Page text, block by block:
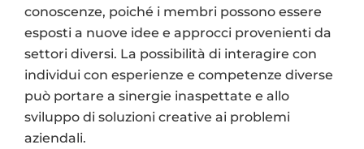
conoscenze, poiché i membri possono essere
esposti a nuove idee e approcci provenienti da
settori diversi. La possibilità di interagire con
individui con esperienze e competenze diverse
può portare a sinergie inaspettate e allo
sviluppo di soluzioni creative ai problemi
aziendali.